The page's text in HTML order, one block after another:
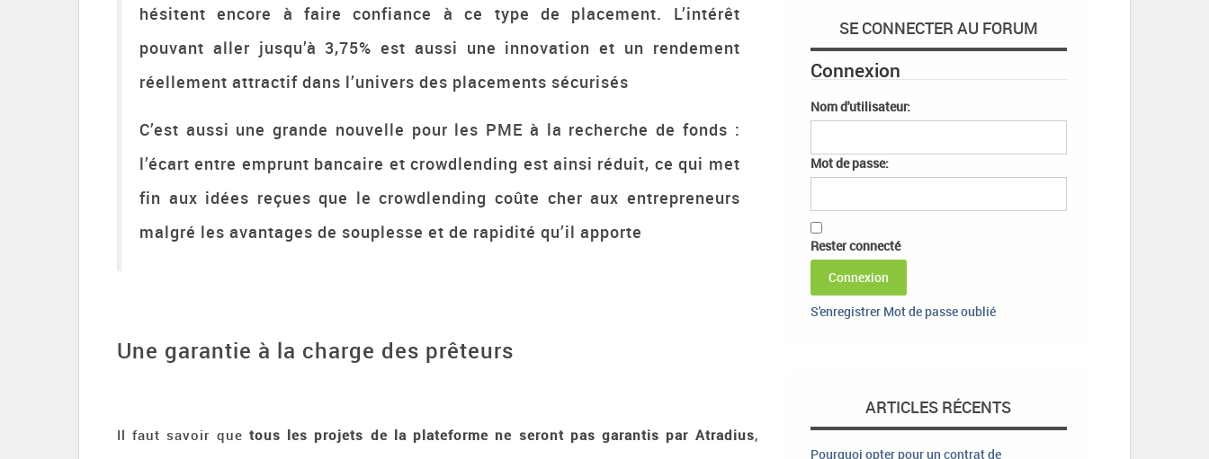
hésitent encore à faire confiance à ce type de placement. L’intérêt
pouvant aller jusqu’à 3,75% est aussi une innovation et un rendement
réellement attractif dans l’univers des placements sécurisés
C’est aussi une grande nouvelle pour les PME à la recherche de fonds :
l’écart entre emprunt bancaire et crowdlending est ainsi réduit, ce qui met
fin aux idées reçues que le crowdlending coûte cher aux entrepreneurs
malgré les avantages de souplesse et de rapidité qu’il apporte
Une garantie à la charge des prêteurs
Il faut savoir que tous les projets de la plateforme ne seront pas garantis par Atradius,
SE CONNECTER AU FORUM
Connexion
Nom d'utilisateur:
Mot de passe:
Rester connecté
Connexion
S'enregistrer Mot de passe oublié
ARTICLES RÉCENTS
Pourquoi opter pour un contrat de